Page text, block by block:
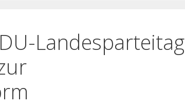
Landesparteitag